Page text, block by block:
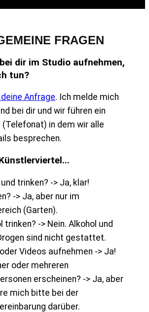
FRAGEN
dir im Studio aufnehmen,
tun?
Anfrage. Ich melde mich
bei dir und wir führen ein
in dem wir alle
besprechen.
trinken? -> Ja, klar!
-> Ja, aber nur im
(Garten).
trinken? -> Nein. Alkohol und
sind nicht gestattet.
Videos aufnehmen -> Ja!
oder mehreren
erscheinen? -> Ja, aber
mich bitte bei der
darüber.